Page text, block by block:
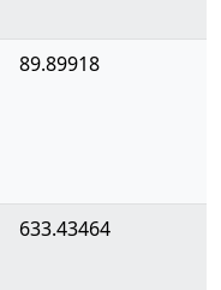
89.89918
633.43464